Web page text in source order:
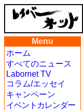
Menu
ホーム
すべてのニュース
Labornet TV
コラム/エッセイ
キャンペーン
イベントカレンダー